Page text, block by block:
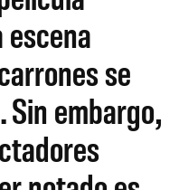
se
Sin embargo,